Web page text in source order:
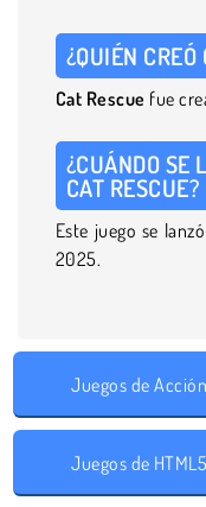
¿QUIÉN CREÓ
Cat Rescue fue
¿CUÁNDO SE
CAT RESCUE?
Este juego se
2025.
Juegos de Acción
Juegos de HTML5